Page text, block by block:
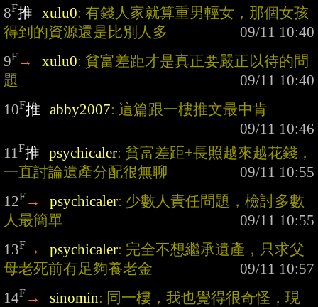
8F推 xulu0: 有錢人家就算重男輕女，那個女孩
得到的資源還是比別人多
9F → xulu0: 貧富差距才是真正要嚴正以待的問
題
10F推 abby2007: 這篇跟一樓推文最中肯
11F推 psychicaler: 貧富差距+長照越來越花錢，
一直討論遺產分配很無聊
12F → psychicaler: 少數人責任問題，檢討多數
人最簡單
13F → psychicaler: 完全不想繼承遺產，只求父
母老死前有足夠養老金
14F → sinomin: 同一樓，我也覺得很奇怪，現